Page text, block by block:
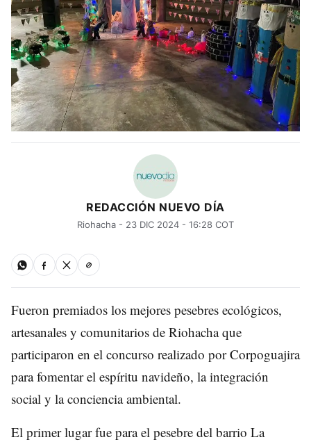
REDACCIÓN NUEVO DÍA
Riohacha - 23 DIC 2024 - 16:28 COT
Fueron premiados los mejores pesebres ecológicos,
artesanales y comunitarios de Riohacha que
participaron en el concurso realizado por Corpoguajira
para fomentar el espíritu navideño, la integración
social y la conciencia ambiental.
El primer lugar fue para el pesebre del barrio La